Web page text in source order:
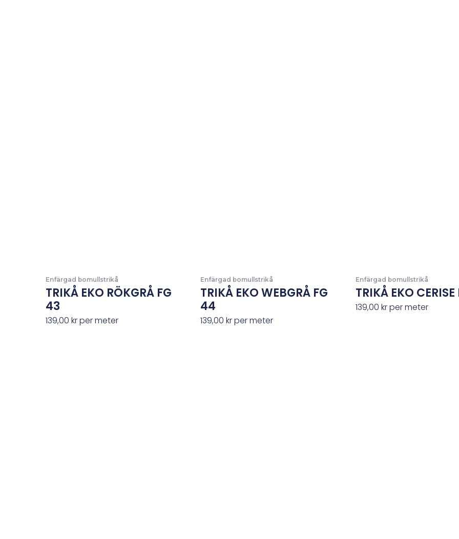
Enfärgad bomullstrikå
TRIKÅ EKO RÖKGRÅ FG
43
139,00 krper meter
Enfärgad bomullstrikå
TRIKÅ EKO WEBGRÅ FG
44
139,00krper meter
Enfärgad bomullstrikå
TRIKÅ EKO CERISE
139,00 krper meter